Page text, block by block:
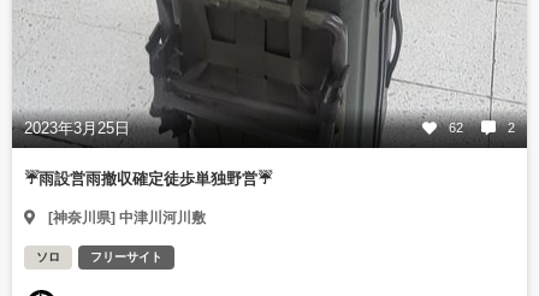
2023年3月25日 62 2
☔雨設営雨撤収確定徒歩単独野営☔
[神奈川県] 中津川河川敷
ソロ フリーサイト